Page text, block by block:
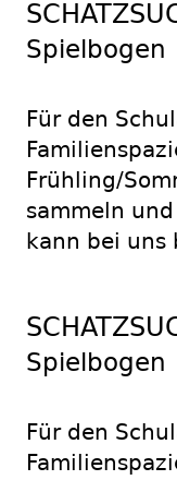
Spielbogen
Für den
Frühling/
sammeln
kann bei uns
Spielbogen
Für den